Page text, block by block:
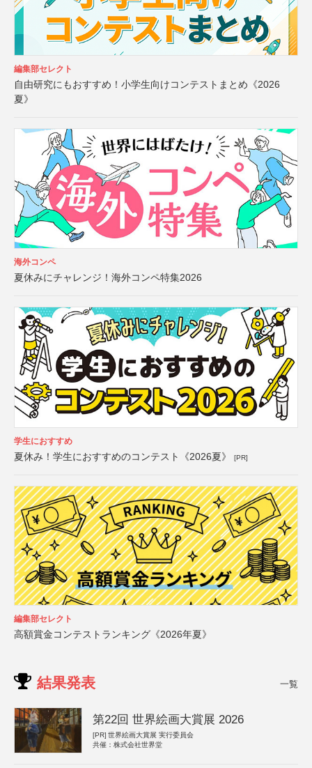
編集部セレクト
自由研究にもおすすめ！小学生向けコンテストまとめ《2026
夏》
海外コンペ
夏休みにチャレンジ！海外コンペ特集2026
学生におすすめ
夏休み！学生におすすめのコンテスト《2026夏》 [PR]
編集部セレクト
高額賞金コンテストランキング《2026年夏》
結果発表 一覧
第22回 世界絵画大賞展 2026
[PR] 世界絵画大賞展 実行委員会
共催：株式会社世界堂